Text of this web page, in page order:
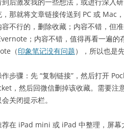
，那就将文章链接传送到 PC 或 Mac
不行的，删除收藏；内容不错，但
；内容不错，值得再看一遍的
（印象笔记没有问题），所以也是
步骤：先 “复制链接”，然后打开
，然后回微信删掉该收藏。需要注
关闭提示栏。
在 iPad mini 或 iPad 中整理，屏幕